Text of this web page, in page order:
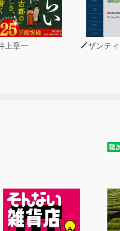
上章一 ザンティ・ス
聴